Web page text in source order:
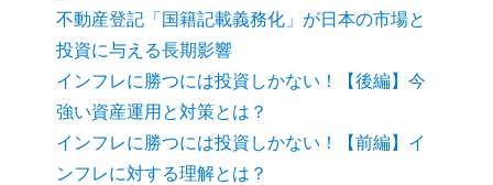
不動産登記「国籍記載義務化」が日本の市場と
投資に与える長期影響
インフレに勝つには投資しかない！【後編】今
強い資産運用と対策とは？
インフレに勝つには投資しかない！【前編】イ
ンフレに対する理解とは？